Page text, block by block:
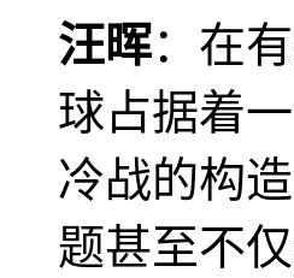
汪晖：在
球占据着
冷战的构
题甚至不